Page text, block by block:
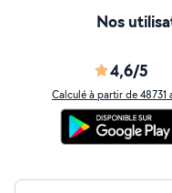
Nos
4,6/5
Calculé à partir de 48731